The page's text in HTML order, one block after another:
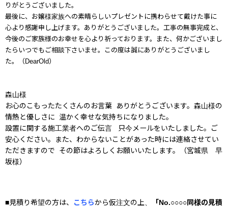
りがとうございました。
最後に、お嬢様家族への素晴らしいプレゼントに携わらせて戴けた事に
心より感謝申し上げます。ありがとうございました。 工事の無事完成と、
今後のご家族様のお幸せを心より祈っております。
また、何かございまし
たらいつでもご相談下さいませ。
この度は誠にありがとうございまし
た。
（DearOld）
森山様
お心のこもったたくさんのお言葉 ありがとうございます。森山様の
情熱と優しさに 温かく幸せな気持ちになりました。
設置に関する施工業者へのご伝言 只今メールをいたしました。ご
安心ください。また、わからないことがあった時には連絡させてい
ただきますので その節はよろしくお願いいたします。（宮城県 早
坂様）
■見積り希望の方は、 こちらから仮注文の上、
「No.○○○○同様の見積